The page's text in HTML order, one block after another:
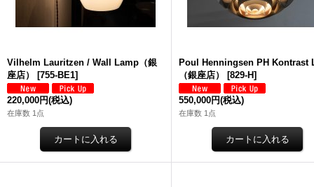
Vilhelm Lauritzen / Wall Lamp（銀
座店）
[755-BE1]
220,000円(税込)
在庫数 1点
Poul Henningsen PH Kontrast
（銀座店）
[829-H]
550,000円(税込)
在庫数 1点